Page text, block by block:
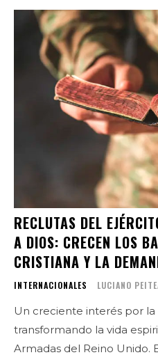
RECLUTAS DEL
A DIOS: CRECEN LOS
CRISTIANA Y LA
INTERNACIONALES LUCIANO
Un creciente interés por la
transformando la vida
Armadas del Reino Unido.